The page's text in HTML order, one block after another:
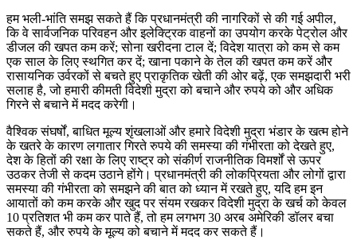
हम भली-भांति समझ सकते हैं कि प्रधानमंत्री की नागरिकों से की गई अपील,
कि वे सार्वजनिक परिवहन और इलेक्ट्रिक वाहनों का उपयोग करके पेट्रोल और
डीजल की खपत कम करें; सोना खरीदना टाल दें; विदेश यात्रा को कम से कम
एक साल के लिए स्थगित कर दें; खाना पकाने के तेल की खपत कम करें और
रासायनिक उर्वरकों से बचते हुए प्राकृतिक खेती की ओर बढ़ें, एक समझदारी भरी
सलाह है, जो हमारी कीमती विदेशी मुद्रा को बचाने और रुपये को और अधिक
गिरने से बचाने में मदद करेगी।
वैश्विक संघर्षों, बाधित मूल्य शृंखलाओं और हमारे विदेशी मुद्रा भंडार के खत्म होने
के खतरे के कारण लगातार गिरते रुपये की समस्या की गंभीरता को देखते हुए,
देश के हितों की रक्षा के लिए राष्ट्र को संकीर्ण राजनीतिक विमर्शों से ऊपर
उठकर तेजी से कदम उठाने होंगे। प्रधानमंत्री की लोकप्रियता और लोगों द्वारा
समस्या की गंभीरता को समझने की बात को ध्यान में रखते हुए, यदि हम इन
आयातों को कम करके और खुद पर संयम रखकर विदेशी मुद्रा के खर्च को केवल
10 प्रतिशत भी कम कर पाते हैं, तो हम लगभग 30 अरब अमेरिकी डॉलर बचा
सकते हैं, और रुपये के मूल्य को बचाने में मदद कर सकते हैं।